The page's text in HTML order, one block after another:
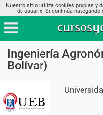
Nuestro sitio utiliza cookies propias y
de usuario. Si continúa
Ingeniería
Bolívar)